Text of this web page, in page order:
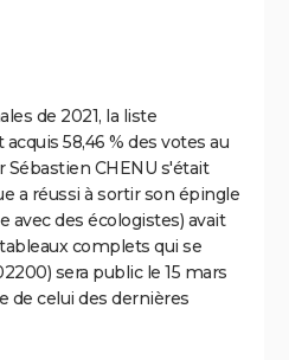
de 2021, la liste
58,46 % des votes au
CHENU s'était
a réussi à sortir son épingle
avec des écologistes) avait
complets qui se
sera public le 15 mars
de celui des dernières